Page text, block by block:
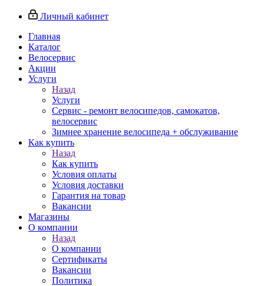
Личный кабинет
Главная
Каталог
Велосервис
Акции
Услуги
Назад
Услуги
Сервис - ремонт велосипедов, самокатов,
велосервис
Зимнее хранение велосипеда + обслуживание
Как купить
Назад
Как купить
Условия оплаты
Условия доставки
Гарантия на товар
Вакансии
Магазины
О компании
Назад
О компании
Сертификаты
Вакансии
Политика